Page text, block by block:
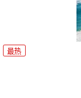
最热